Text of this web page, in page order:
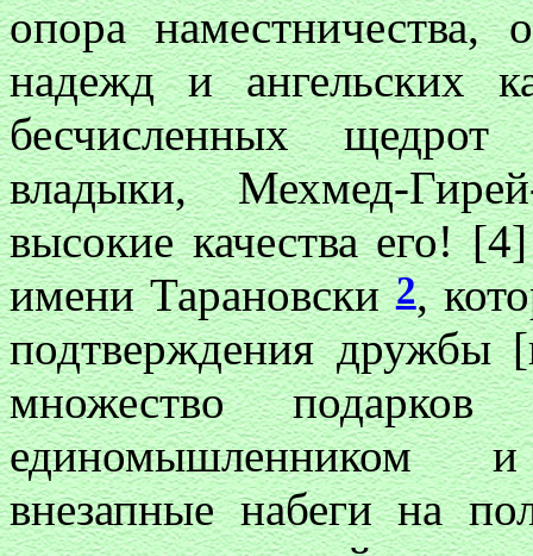
опора наместничества,
надежд и ангельских
бесчисленных
владыки, Мехмед-
высокие качества его!
имени Тарановски2,
подтверждения дружбы
множество
единомышленником
внезапные набеги на